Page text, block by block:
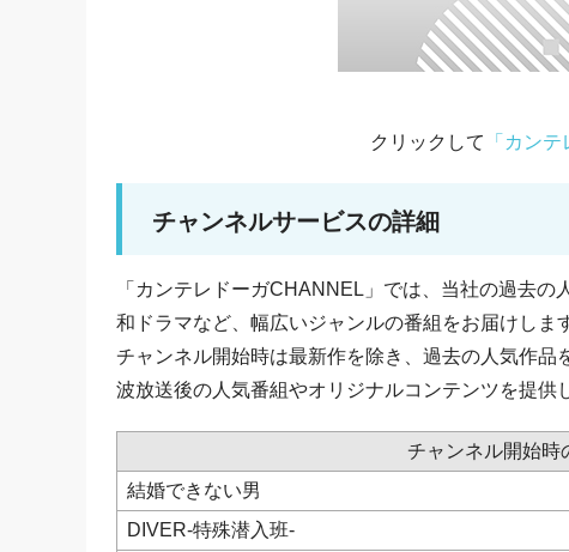
クリックして 「カン
チャンネルサービスの詳細
「カンテレドーガCHANNEL」では、当社の過去
和ドラマなど、幅広いジャンルの番組をお届けしま
チャンネル開始時は最新作を除き、過去の人気作
波放送後の人気番組やオリジナルコンテンツを提供
チャンネル開始時
結婚できない男
DIVER-特殊潜入班-